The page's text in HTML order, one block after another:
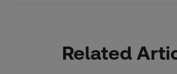
Related